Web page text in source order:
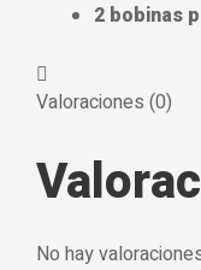
2 bobinas
Valoraciones (0)
No hay